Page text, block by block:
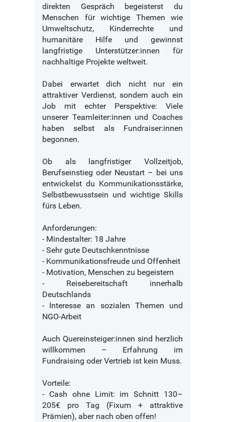
direkten Gespräch begeisterst du
Menschen für wichtige Themen wie
Umweltschutz, Kinderrechte und
humanitäre Hilfe und gewinnst
langfristige Unterstützer:innen für
nachhaltige Projekte weltweit.
Dabei erwartet dich nicht nur ein
attraktiver Verdienst, sondern auch ein
Job mit echter Perspektive: Viele
unserer Teamleiter:innen und Coaches
haben selbst als Fundraiser:innen
begonnen.
Ob als langfristiger Vollzeitjob,
Berufseinstieg oder Neustart – bei uns
entwickelst du Kommunikationsstärke,
Selbstbewusstsein und wichtige Skills
fürs Leben.
Anforderungen:
- Mindestalter: 18 Jahre
- Sehr gute Deutschkenntnisse
- Kommunikationsfreude und Offenheit
- Motivation, Menschen zu begeistern
- Reisebereitschaft innerhalb
Deutschlands
- Interesse an sozialen Themen und
NGO-Arbeit
Auch Quereinsteiger:innen sind herzlich
willkommen – Erfahrung im
Fundraising oder Vertrieb ist kein Muss.
Vorteile:
- Cash ohne Limit: im Schnitt 130–
205€ pro Tag (Fixum + attraktive
Prämien), aber nach oben offen!